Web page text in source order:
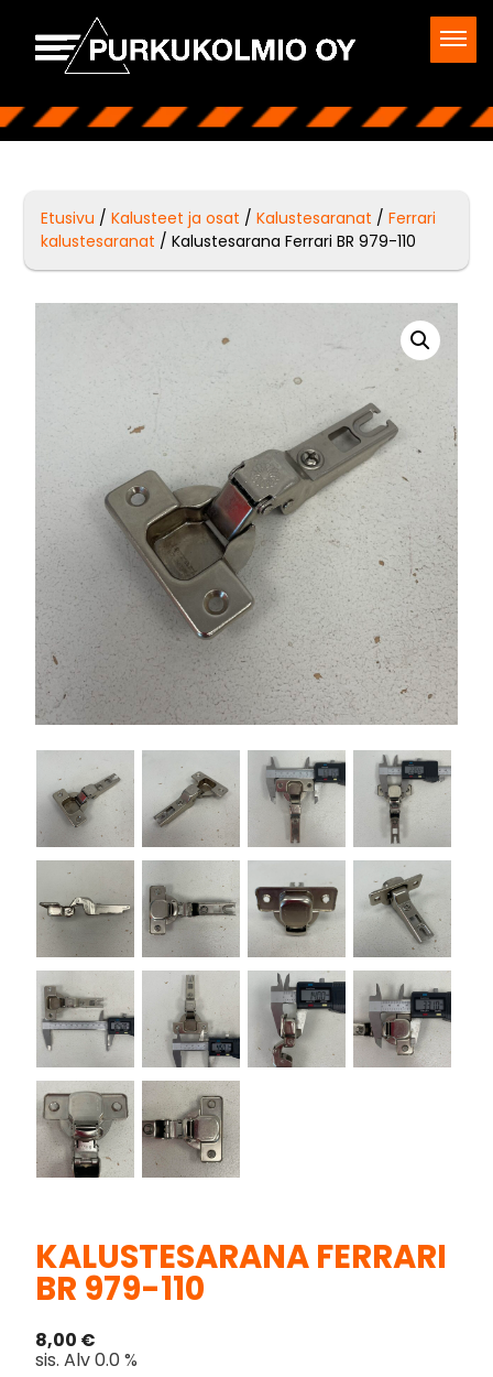
Etusivu /Kalusteet ja osat /Kalustesaranat /Ferrari
kalustesaranat / Kalustesarana Ferrari BR 979-110
KALUSTESARANA FERRARI
BR 979-110
8,00 €
sis. Alv 0.0 %